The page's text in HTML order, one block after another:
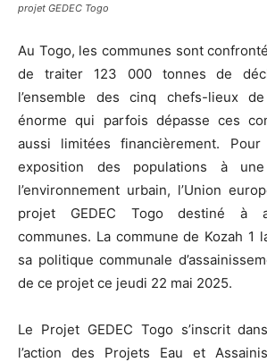
projet GEDEC Togo
Au Togo, les communes sont
de traiter 123 000 tonnes de
l’ensemble des cinq chefs-lieux
énorme qui parfois dépasse ces
aussi limitées financièrement.
exposition des populations à
l’environnement urbain, l’Union
projet GEDEC Togo destiné à
communes. La commune de Kozah 1
sa politique communale
de ce projet ce jeudi 22 mai 2025.
Le Projet GEDEC Togo s’inscrit
l’action des Projets Eau et